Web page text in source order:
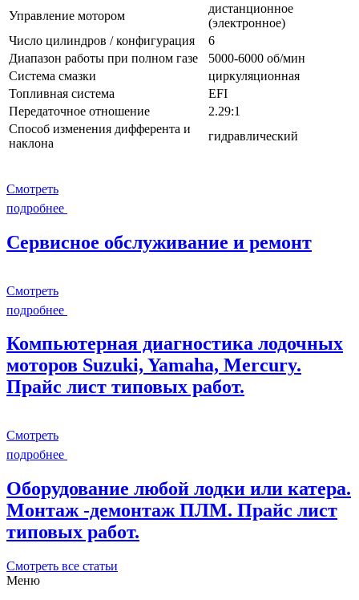
Управление мотором
дистанционное
(электронное)
Число цилиндров / конфигурация
6
Диапазон работы при полном газе
5000-6000 об/мин
Система смазки
циркуляционная
Топливная система
EFI
Передаточное отношение
2.29:1
Способ изменения дифферента и
наклона
гидравлический
Смотреть
подробнее
Сервисное обслуживание и ремонт
Смотреть
подробнее
Компьютерная диагностика лодочных
моторов Suzuki, Yamaha, Mercury.
Прайс лист типовых работ.
Смотреть
подробнее
Оборудование любой лодки или катера.
Монтаж -демонтаж ПЛМ. Прайс лист
типовых работ.
Смотреть все статьи
Меню